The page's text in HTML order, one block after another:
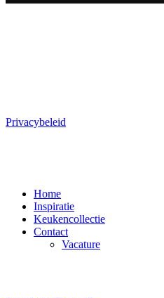
Privacybeleid
Home
Inspiratie
Keukencollectie
Contact
Vacature